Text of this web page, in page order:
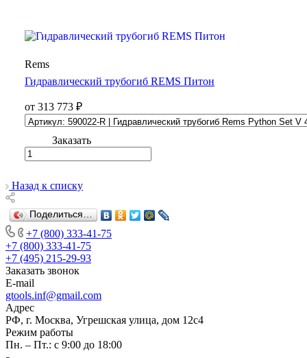
Rems
Гидравлический трубогиб REMS Питон
от 313 773 ₽
Заказать
Назад к списку
Поделиться…
+7 (800) 333-41-75
+7 (800) 333-41-75
+7 (495) 215-29-93
Заказать звонок
E-mail
gtools.inf@gmail.com
Адрес
РФ, г. Москва, Угрешская улица, дом 12с4
Режим работы
Пн. – Пт.: с 9:00 до 18:00